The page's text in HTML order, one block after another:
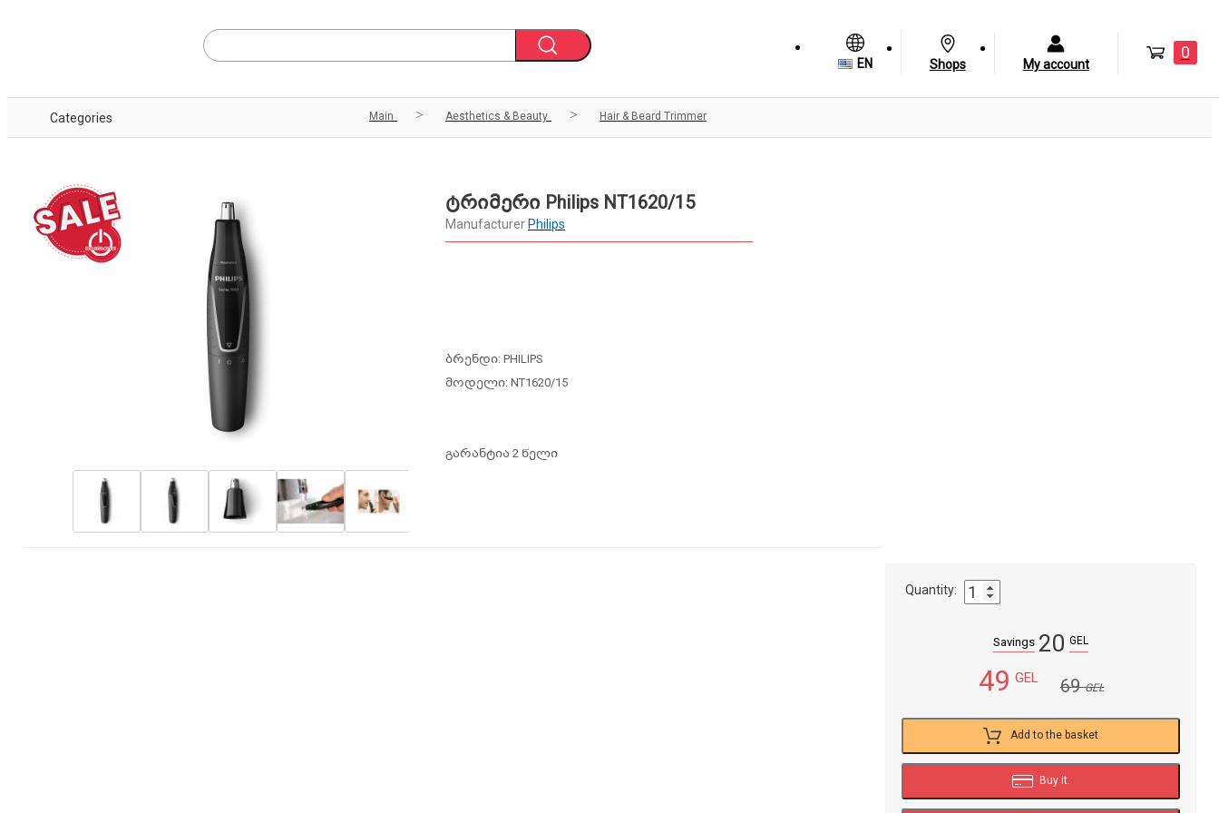
EN Shops My account
0
Categories Main Aesthetics & Beauty Hair & Beard Trimmer
ტრიმერი Philips NT1620/15
Manufacturer Philips
ბრენდი: PHILIPS
მოდელი: NT1620/15
გარანტია 2 წელი
Quantity:
Savings 20 GEL
49 GEL 69GEL
Add to the basket
Buy it.